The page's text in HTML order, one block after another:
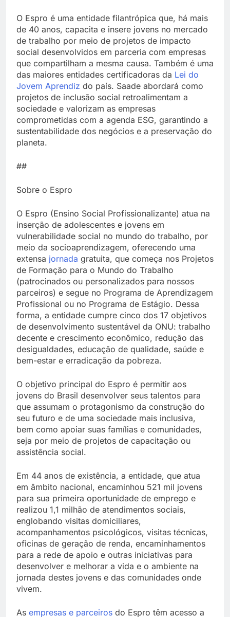
O Espro é uma entidade filantrópica que, há mais
de 40 anos, capacita e insere jovens no mercado
de trabalho por meio de projetos de impacto
social desenvolvidos em parceria com empresas
que compartilham a mesma causa. Também é uma
das maiores entidades certificadoras da Lei do
Jovem Aprendiz do país. Saade abordará como
projetos de inclusão social retroalimentam a
sociedade e valorizam as empresas
comprometidas com a agenda ESG, garantindo a
sustentabilidade dos negócios e a preservação do
planeta.
##
Sobre o Espro
O Espro (Ensino Social Profissionalizante) atua na
inserção de adolescentes e jovens em
vulnerabilidade social no mundo do trabalho, por
meio da socioaprendizagem, oferecendo uma
extensa jornada gratuita, que começa nos Projetos
de Formação para o Mundo do Trabalho
(patrocinados ou personalizados para nossos
parceiros) e segue no Programa de Aprendizagem
Profissional ou no Programa de Estágio. Dessa
forma, a entidade cumpre cinco dos 17 objetivos
de desenvolvimento sustentável da ONU: trabalho
decente e crescimento econômico, redução das
desigualdades, educação de qualidade, saúde e
bem-estar e erradicação da pobreza.
O objetivo principal do Espro é permitir aos
jovens do Brasil desenvolver seus talentos para
que assumam o protagonismo da construção do
seu futuro e de uma sociedade mais inclusiva,
bem como apoiar suas famílias e comunidades,
seja por meio de projetos de capacitação ou
assistência social.
Em 44 anos de existência, a entidade, que atua
em âmbito nacional, encaminhou 521 mil jovens
para sua primeira oportunidade de emprego e
realizou 1,1 milhão de atendimentos sociais,
englobando visitas domiciliares,
acompanhamentos psicológicos, visitas técnicas,
oficinas de geração de renda, encaminhamentos
para a rede de apoio e outras iniciativas para
desenvolver e melhorar a vida e o ambiente na
jornada destes jovens e das comunidades onde
vivem.
As empresas e parceiros do Espro têm acesso a